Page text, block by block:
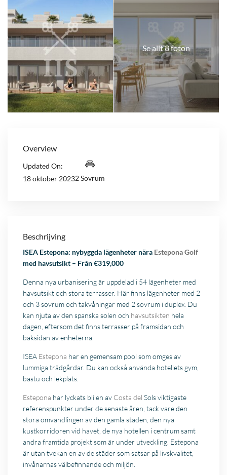
Se allt 8 foton
Overview
Updated On:
18 oktober 20232 Sovrum
Beschrijving
ISEA Estepona: nybyggda lägenheter nära Estepona Golf
med havsutsikt – Från €319,000
Denna nya urbanisering är uppdelad i 54 lägenheter med
havsutsikt och stora terrasser. Här finns lägenheter med 2
och 3 sovrum och takvåningar med 2 sovrum i duplex. Du
kan njuta av den spanska solen och havsutsikten hela
dagen, eftersom det finns terrasser på framsidan och
baksidan av enheterna.
ISEA Estepona har en gemensam pool som omges av
lummiga trädgårdar. Du kan också använda hotellets gym,
bastu och lekplats.
Estepona har lyckats bli en av Costa del Sols viktigaste
referenspunkter under de senaste åren, tack vare den
stora omvandlingen av den gamla staden, den nya
kustkorridoren vid havet, de nya hotellen i centrum samt
andra framtida projekt som är under utveckling. Estepona
är utan tvekan en av de städer som satsar på livskvalitet,
invånarnas välbefinnande och miljön.